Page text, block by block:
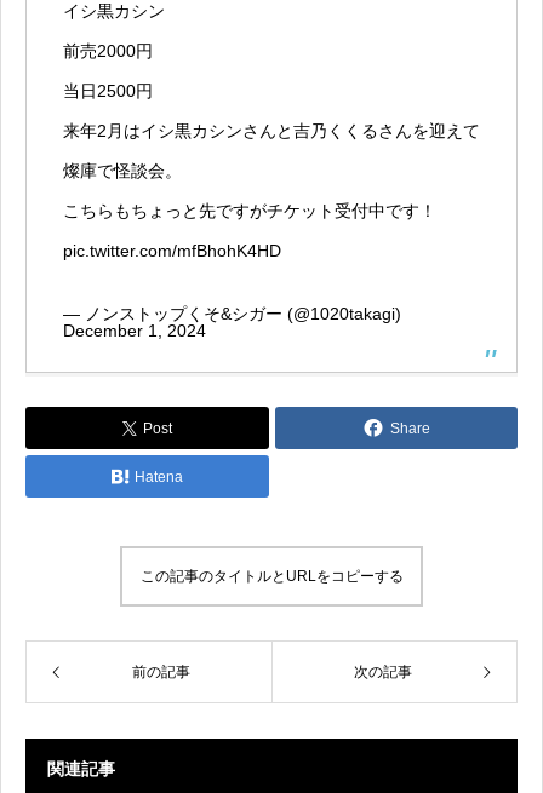
イシ黒カシン
前売2000円
当日2500円
来年2月はイシ黒カシンさんと吉乃くくるさんを迎えて
燦庫で怪談会。
こちらもちょっと先ですがチケット受付中です！
pic.twitter.com/mfBhohK4HD
— ノンストップくそ&シガー (@1020takagi)
December 1, 2024
Post Share
Hatena
この記事のタイトルとURLをコピーする
前の記事 次の記事
関連記事